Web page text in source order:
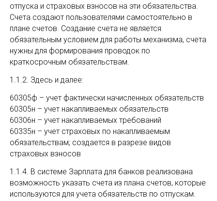
отпуска и страховых взносов на эти обязательства.
Счета создают пользователями самостоятельно в
плане счетов. Создание счета не является
обязательным условием для работы механизма, счета
нужны для формирования проводок по
краткосрочным обязательствам.
1.1.2. Здесь и далее:
60305ф – учет фактически начисленных обязательств
60305н – учет накапливаемых обязательств
60306н – учет накапливаемых требований
60335н – учет страховых по накапливаемым
обязательствам; создается в разрезе видов
страховых взносов
1.1.4. В системе Зарплата для банков реализована
возможность указать счета из плана счетов, которые
используются для учета обязательств по отпускам.